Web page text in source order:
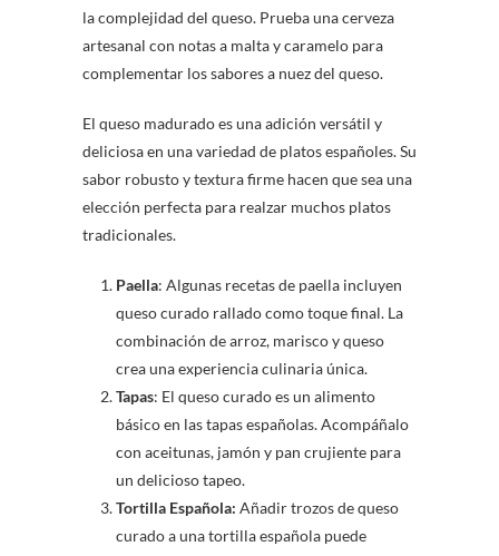
la complejidad del queso. Prueba una cerveza
artesanal con notas a malta y caramelo para
complementar los sabores a nuez del queso.
El queso madurado es una adición versátil y
deliciosa en una variedad de platos españoles. Su
sabor robusto y textura firme hacen que sea una
elección perfecta para realzar muchos platos
tradicionales.
Paella: Algunas recetas de paella incluyen
queso curado rallado como toque final. La
combinación de arroz, marisco y queso
crea una experiencia culinaria única.
Tapas: El queso curado es un alimento
básico en las tapas españolas. Acompáñalo
con aceitunas, jamón y pan crujiente para
un delicioso tapeo.
Tortilla Española: Añadir trozos de queso
curado a una tortilla española puede